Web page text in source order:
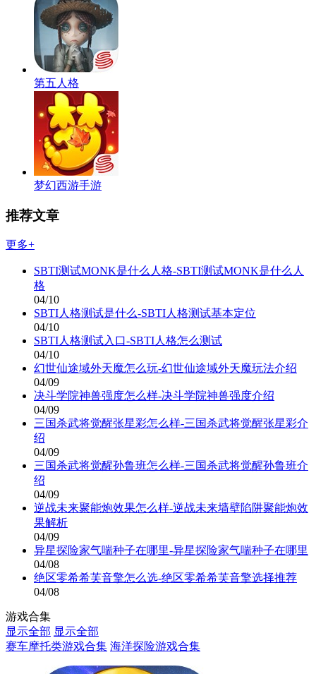
第五人格
梦幻西游手游
推荐文章
更多+
SBTI测试MONK是什么人格-SBTI测试MONK是什么人
格
04/10
SBTI人格测试是什么-SBTI人格测试基本定位
04/10
SBTI人格测试入口-SBTI人格怎么测试
04/10
幻世仙途域外天魔怎么玩-幻世仙途域外天魔玩法介绍
04/09
决斗学院神兽强度怎么样-决斗学院神兽强度介绍
04/09
三国杀武将觉醒张星彩怎么样-三国杀武将觉醒张星彩介
绍
04/09
三国杀武将觉醒孙鲁班怎么样-三国杀武将觉醒孙鲁班介
绍
04/09
逆战未来聚能炮效果怎么样-逆战未来墙壁陷阱聚能炮效
果解析
04/09
异星探险家气喘种子在哪里-异星探险家气喘种子在哪里
04/08
绝区零希希芙音擎怎么选-绝区零希希芙音擎选择推荐
04/08
游戏合集
显示全部 显示全部
赛车摩托类游戏合集 海洋探险游戏合集